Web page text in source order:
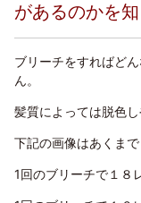
があるのかを
ブリーチをすればど
ん。
髪質によっては脱色
下記の画像はあくまで
1回のブリーチで１８